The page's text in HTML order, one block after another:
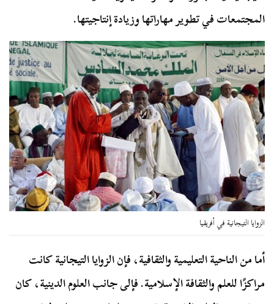
المجتمعات في تطوير مهاراتها وزيادة إنتاجيتها.
الزوايا التيجانية في أفريقيا
أما من الناحية التعليمية والثقافية، فإن الزوايا التيجانية كانت
مراكزًا للعلم والثقافة الإسلامية. فإلى جانب العلوم الدينية، كان